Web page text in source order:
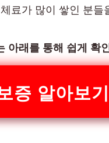
료가 많이 쌓인 분
아래를 통해 쉽게 확
증 알아보기